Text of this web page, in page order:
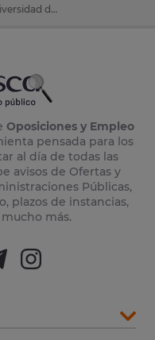
Oposiciones de Personal Servicios en Universidad de Huelva
Oposiciones y Empleo
pensada para los
al día de todas las
avisos de Ofertas y
Públicas,
plazos de instancias,
más.